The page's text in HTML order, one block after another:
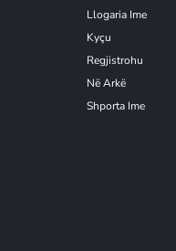
Llogaria Ime
Kyçu
Regjistrohu
Në Arkë
Shporta Ime